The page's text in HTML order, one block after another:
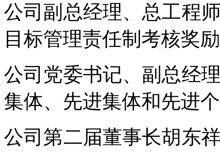
公司副总经理、总工程
目标管理责任制考核奖
公司党委书记、副总经
集体、先进集体和先进
公司第二届董事长胡东